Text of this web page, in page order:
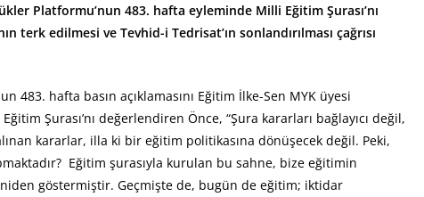
Platformu’nun 483. hafta eyleminde Milli Eğitim Şurası’nı
terk edilmesi ve Tevhid-i Tedrisat’ın sonlandırılması çağrısı
483. hafta basın açıklamasını Eğitim İlke-Sen MYK üyesi
Şurası’nı değerlendiren Önce, “Şura kararları bağlayıcı değil,
kararlar, illa ki bir eğitim politikasına dönüşecek değil. Peki,
Eğitim şurasıyla kurulan bu sahne, bize eğitimin
göstermiştir. Geçmişte de, bugün de eğitim; iktidar